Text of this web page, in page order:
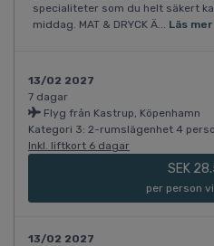
specialiteter som du helt säkert
middag. MAT & DRYCK Ä... Läs mer
13/02 2027
7 dagar
Flyg från Kastrup, Köpenhamn
Kategori 3: 2-rumslägenhet 4
Inkl. liftkort 6 dagar
SEK
per person
13/02 2027